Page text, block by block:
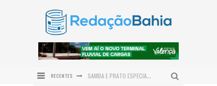
RECENTES SAMBA E PRATO ESPECIAL COM POLVO DÃO O TOM DO DIA DOS PAIS NO DOM LAMBÃO